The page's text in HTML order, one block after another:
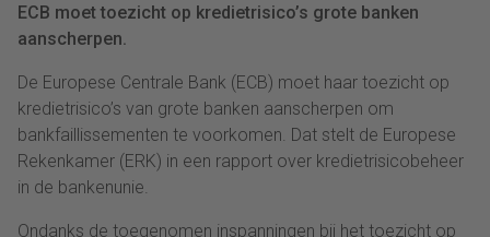
ECB moet toezicht op kredietrisico’s grote banken
aanscherpen.
De Europese Centrale Bank (ECB) moet haar toezicht op
kredietrisico’s van grote banken aanscherpen om
bankfaillissementen te voorkomen. Dat stelt de Europese
Rekenkamer (ERK) in een rapport over kredietrisicobeheer
in de bankenunie.
Ondanks de toegenomen inspanningen bij het toezicht op